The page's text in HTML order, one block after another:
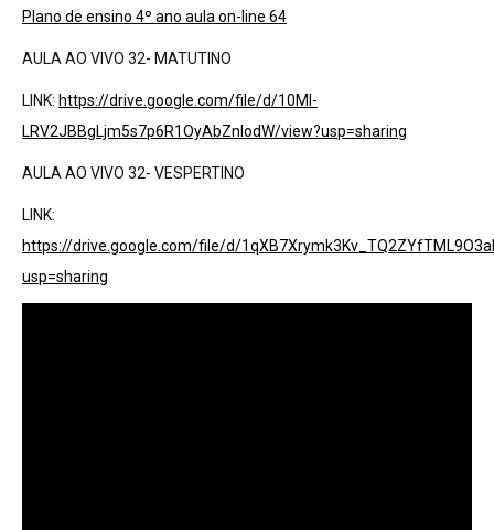
Plano de ensino 4º ano aula on-line 64
AULA AO VIVO 32- MATUTINO
LINK: https://drive.google.com/file/d/10Ml-
LRV2JBBgLjm5s7p6R1OyAbZnlodW/view?usp=sharing
AULA AO VIVO 32- VESPERTINO
LINK:
https://drive.google.com/file/d/
usp=sharing